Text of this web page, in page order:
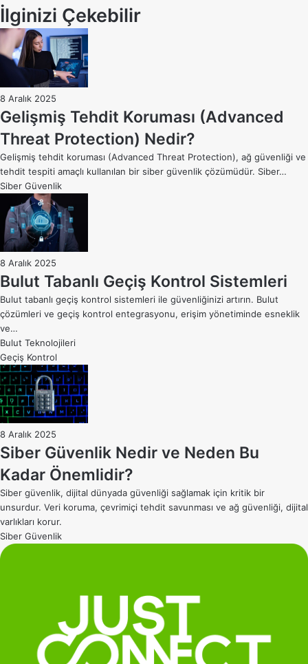
İlginizi Çekebilir
8 Aralık 2025
Gelişmiş Tehdit Koruması (Advanced
Threat Protection) Nedir?
Gelişmiş tehdit koruması (Advanced Threat Protection), ağ güvenliği ve
tehdit tespiti amaçlı kullanılan bir siber güvenlik çözümüdür. Siber…
Siber Güvenlik
8 Aralık 2025
Bulut Tabanlı Geçiş Kontrol Sistemleri
Bulut tabanlı geçiş kontrol sistemleri ile güvenliğinizi artırın. Bulut
çözümleri ve geçiş kontrol entegrasyonu, erişim yönetiminde esneklik
ve…
Bulut Teknolojileri
Geçiş Kontrol
8 Aralık 2025
Siber Güvenlik Nedir ve Neden Bu
Kadar Önemlidir?
Siber güvenlik, dijital dünyada güvenliği sağlamak için kritik bir
unsurdur. Veri koruma, çevrimiçi tehdit savunması ve ağ güvenliği, dijital
varlıkları korur.
Siber Güvenlik